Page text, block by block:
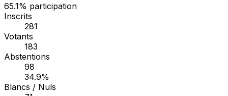
65.1% participation
Inscrits
281
Votants
183
Abstentions
98
34.9%
Blancs / Nuls